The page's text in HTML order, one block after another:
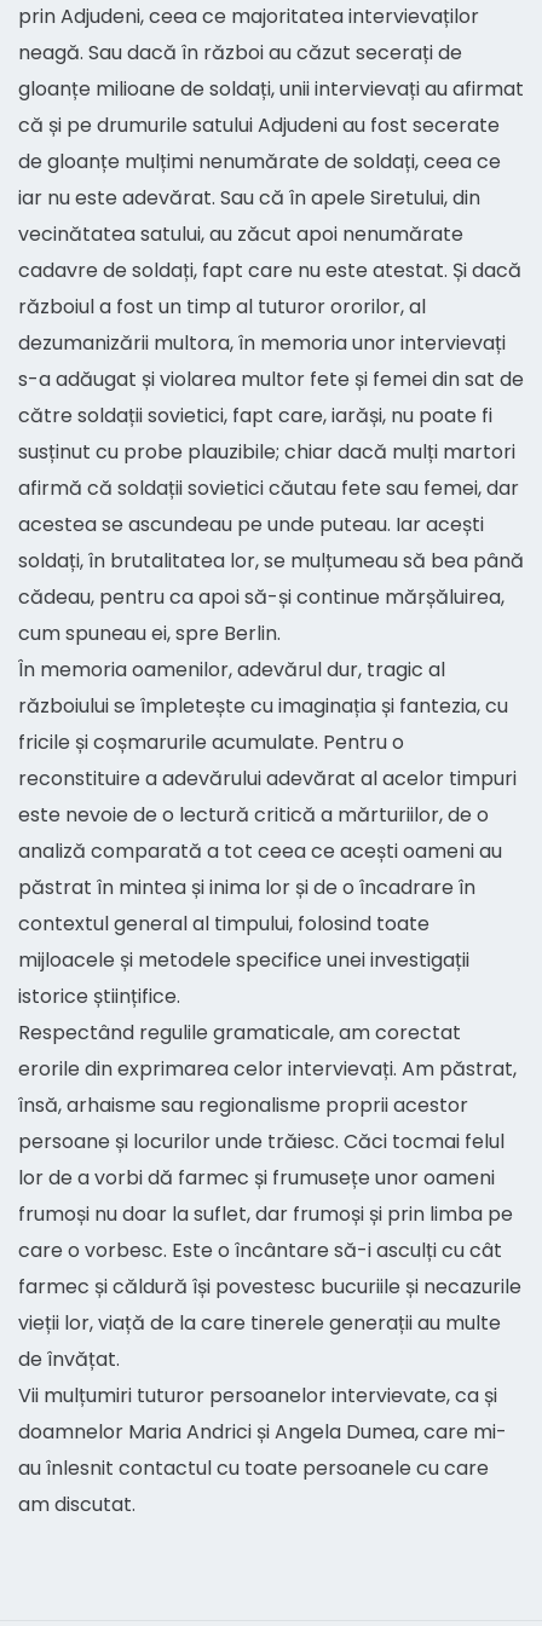
prin Adjudeni, ceea ce majoritatea intervievaților
neagă. Sau dacă în război au căzut secerați de
gloanțe milioane de soldați, unii intervievați au afirmat
că și pe drumurile satului Adjudeni au fost secerate
de gloanțe mulțimi nenumărate de soldați, ceea ce
iar nu este adevărat. Sau că în apele Siretului, din
vecinătatea satului, au zăcut apoi nenumărate
cadavre de soldați, fapt care nu este atestat. Și dacă
războiul a fost un timp al tuturor ororilor, al
dezumanizării multora, în memoria unor intervievați
s-a adăugat și violarea multor fete și femei din sat de
către soldații sovietici, fapt care, iarăși, nu poate fi
susținut cu probe plauzibile; chiar dacă mulți martori
afirmă că soldații sovietici căutau fete sau femei, dar
acestea se ascundeau pe unde puteau. Iar acești
soldați, în brutalitatea lor, se mulțumeau să bea până
cădeau, pentru ca apoi să-și continue mărșăluirea,
cum spuneau ei, spre Berlin.
În memoria oamenilor, adevărul dur, tragic al
războiului se împletește cu imaginația și fantezia, cu
fricile și coșmarurile acumulate. Pentru o
reconstituire a adevărului adevărat al acelor timpuri
este nevoie de o lectură critică a mărturiilor, de o
analiză comparată a tot ceea ce acești oameni au
păstrat în mintea și inima lor și de o încadrare în
contextul general al timpului, folosind toate
mijloacele și metodele specifice unei investigații
istorice științifice.
Respectând regulile gramaticale, am corectat
erorile din exprimarea celor intervievați. Am păstrat,
însă, arhaisme sau regionalisme proprii acestor
persoane și locurilor unde trăiesc. Căci tocmai felul
lor de a vorbi dă farmec și frumusețe unor oameni
frumoși nu doar la suflet, dar frumoși și prin limba pe
care o vorbesc. Este o încântare să-i asculți cu cât
farmec și căldură își povestesc bucuriile și necazurile
vieții lor, viață de la care tinerele generații au multe
de învățat.
Vii mulțumiri tuturor persoanelor intervievate, ca și
doamnelor Maria Andrici și Angela Dumea, care mi-
au înlesnit contactul cu toate persoanele cu care
am discutat.